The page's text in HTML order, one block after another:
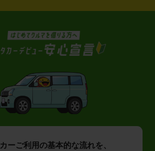
ーご利用の基本的な流れを、